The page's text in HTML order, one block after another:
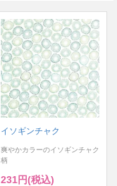
イソギンチャク
爽やかカラーのイソギンチャク
柄
231円(税込)